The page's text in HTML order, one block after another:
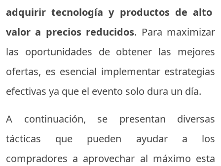
adquirir tecnología y productos de alto
valor a precios reducidos. Para maximizar
las oportunidades de obtener las mejores
ofertas, es esencial implementar estrategias
efectivas ya que el evento solo dura un día.
A continuación, se presentan diversas
tácticas que pueden ayudar a los
compradores a aprovechar al máximo esta